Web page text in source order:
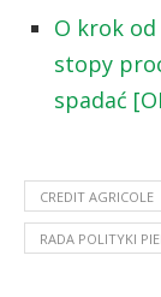
O krok
stopy
spadać
CREDIT AGRICOLE
RADA POLITYKI